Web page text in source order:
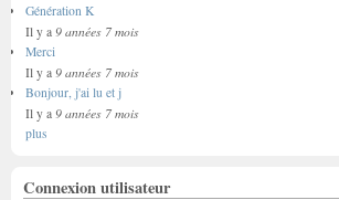
Génération K
Il y a 9 années 7 mois
Merci
Il y a 9 années 7 mois
Bonjour, j'ai lu et j
Il y a 9 années 7 mois
plus
Connexion utilisateur